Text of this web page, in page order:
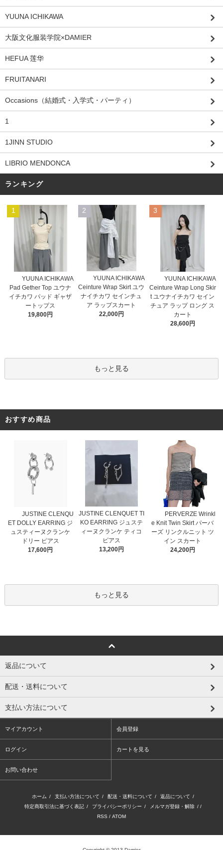
YUUNA ICHIKAWA
大阪文化服装学院×DAMIER
HEFUA 莲华
FRUITANARI
Occasions（結婚式・入学式・パーティ）
1
1JINN STUDIO
LIBRIO MENDONCA
ランキング
1
YUUNA ICHIKAWA
Pad Gether Top ユウナ
イチカワ パッド ギャザ
ートップス
19,800円
2
YUUNA ICHIKAWA
Ceinture Wrap Skirt ユウ
ナイチカワ セインチュ
ア ラップスカート
22,000円
3
YUUNA ICHIKAWA
Ceinture Wrap Long Skir
t ユウナイチカワ セイン
チュア ラップ ロング ス
カート
28,600円
もっと見る
おすすめ商品
JUSTINE CLENQU
ET DOLLY EARRING ジ
ュスティーヌクランケ
ドリー ピアス
17,600円
JUSTINE CLENQUET TI
KO EARRING ジュステ
ィーヌクランケ ティコ
ピアス
13,200円
PERVERZE Wrinkl
e Knit Twin Skirt パーバ
ーズ リンクルニット ツ
イン スカート
24,200円
もっと見る
返品について
配送・送料について
支払い方法について
マイアカウント 会員登録
ログイン カートを見る
お問い合わせ
ホーム / 支払い方法について / 配送・送料について / 返品について /
特定商取引法に基づく表記 / プライバシーポリシー / メルマガ登録・解除 / /
RSS / ATOM